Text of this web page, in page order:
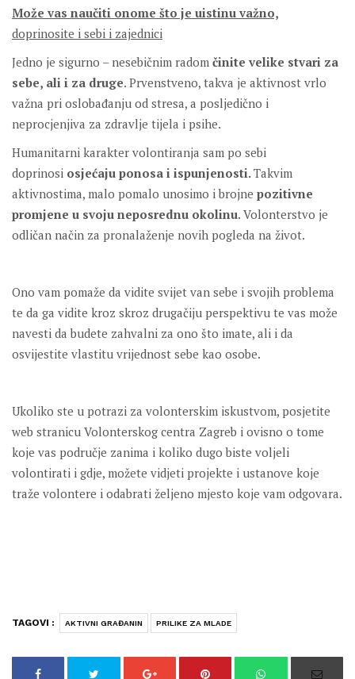
Može vas naučiti onome što je uistinu važno,
doprinosite i sebi i zajednici
Jedno je sigurno – nesebičnim radom činite velike stvari za
sebe, ali i za druge. Prvenstveno, takva je aktivnost vrlo
važna pri oslobađanju od stresa, a posljedično i
neprocjenjiva za zdravlje tijela i psihe.
Humanitarni karakter volontiranja sam po sebi
doprinosi osjećaju ponosa i ispunjenosti.Takvim
aktivnostima, malo pomalo unosimo i brojne pozitivne
promjene u svoju neposrednu okolinu. Volonterstvo je
odličan način za pronalaženje novih pogleda na život.
Ono vam pomaže da vidite svijet van sebe i svojih problema
te da ga vidite kroz skroz drugačiju perspektivu te vas može
navesti da budete zahvalni za ono što imate, ali i da
osvijestite vlastitu vrijednost sebe kao osobe.
Ukoliko ste u potrazi za volonterskim iskustvom, posjetite
web stranicu Volonterskog centra Zagreb i ovisno o tome
koje vas područje zanima i koliko dugo biste voljeli
volontirati i gdje, možete vidjeti projekte i ustanove koje
traže volontere i odabrati željeno mjesto koje vam odgovara.
TAGOVI : AKTIVNI GRAĐANIN PRILIKE ZA MLADE